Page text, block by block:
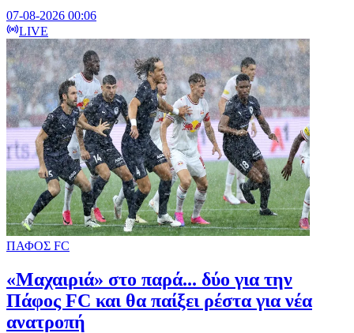
07-08-2026 00:06
LIVE
ΠΑΦΟΣ FC
«Μαχαιριά» στο παρά... δύο για την
Πάφος FC και θα παίξει ρέστα για νέα
ανατροπή